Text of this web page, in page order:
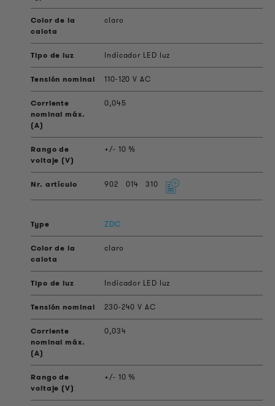
claro
Indicador LED luz
110-120 V AC
0,045
+/- 10 %
902 014 310
ZDC
claro
Indicador LED luz
230-240 V AC
0,034
+/- 10 %